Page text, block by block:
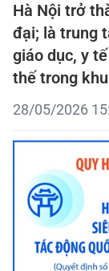
Hà Nội trở
đại; là trung
giáo dục, y
thế trong
28/05/2026